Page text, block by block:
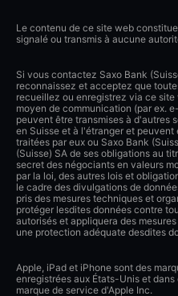
Le contenu de ce site web
signalé ou transmis à aucune
Si vous contactez Saxo Bank
reconnaissez et acceptez que
recueillez ou enregistrez via ce
moyen de communication (par ex.
peuvent être transmises à d'autres
en Suisse et à l'étranger et
traitées par eux ou Saxo Bank
(Suisse) SA de ses obligations au
secret des négociants en valeurs
par la loi, des autres lois et
le cadre des divulgations de
pris des mesures techniques et
protéger lesdites données contre
autorisés et appliquera des
une protection adéquate desdites
Apple, iPad et iPhone sont des
enregistrées aux États-Unis et
marque de service d'Apple Inc.